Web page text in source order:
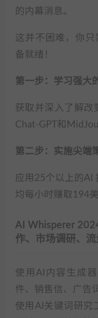
的内幕消息。
这并不困难，你
备就绪！
第一步：学习强大
获取并深入了解改
Chat-GPT和
第二步：实施尖端
应用25个以上的AI
均每小时赚取194
AI Whisperer
作、市场调研、流
使用AI内容生成
件、销售信、广告
使用AI关键词研究